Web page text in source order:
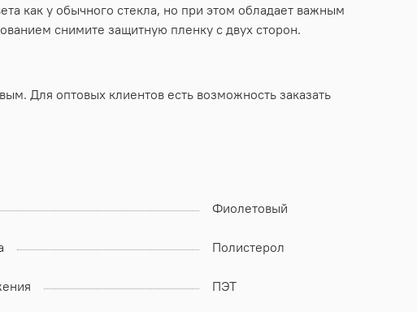
как у обычного стекла, но при этом обладает важным
снимите защитную пленку с двух сторон.
Для оптовых клиентов есть возможность заказать
Фиолетовый
Полистерол
ПЭТ